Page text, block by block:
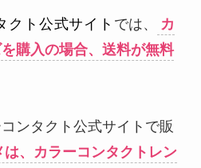
クト公式サイト では、
カ
購入の場合、送料が無料
ンタクト公式サイトで販
は、カラーコンタクトレン